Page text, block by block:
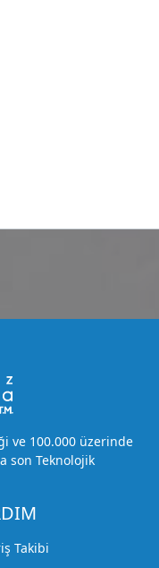
ve 100.000 üzerinde
son Teknolojik
Takibi